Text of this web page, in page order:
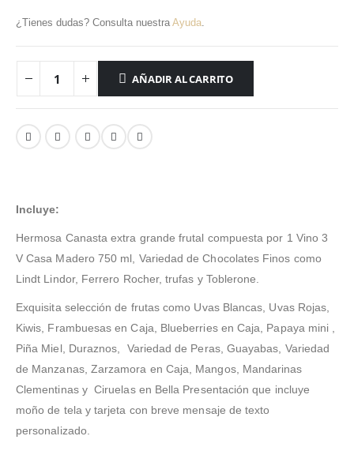
¿Tienes dudas? Consulta nuestra Ayuda.
AÑADIR AL CARRITO
Incluye:
Hermosa Canasta extra grande frutal compuesta por 1 Vino 3
V Casa Madero 750 ml, Variedad de Chocolates Finos como
Lindt Lindor, Ferrero Rocher, trufas y Toblerone.
Exquisita selección de frutas como Uvas Blancas, Uvas Rojas,
Kiwis, Frambuesas en Caja, Blueberries en Caja, Papaya mini ,
Piña Miel, Duraznos, Variedad de Peras, Guayabas, Variedad
de Manzanas, Zarzamora en Caja, Mangos, Mandarinas
Clementinas y Ciruelas en Bella Presentación que incluye
moño de tela y tarjeta con breve mensaje de texto
personalizado.